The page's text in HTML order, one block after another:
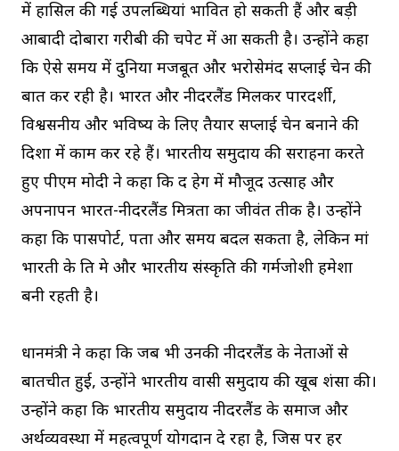
में हासिल की गई उपलब्धियां प्रभावित हो सकती हैं और बड़ी
आबादी दोबारा गरीबी की चपेट में आ सकती है। उन्होंने कहा
कि ऐसे समय में दुनिया मजबूत और भरोसेमंद सप्लाई चेन की
बात कर रही है। भारत और नीदरलैंड मिलकर पारदर्शी,
विश्वसनीय और भविष्य के लिए तैयार सप्लाई चेन बनाने की
दिशा में काम कर रहे हैं। भारतीय समुदाय की सराहना करते
हुए पीएम मोदी ने कहा कि द हेग में मौजूद उत्साह और
अपनापन भारत-नीदरलैंड मित्रता का जीवंत प्रतीक है। उन्होंने
कहा कि पासपोर्ट, पता और समय बदल सकता है, लेकिन मां
भारती के प्रति प्रेम और भारतीय संस्कृति की गर्मजोशी हमेशा
बनी रहती है।
प्रधानमंत्री ने कहा कि जब भी उनकी नीदरलैंड के नेताओं से
बातचीत हुई, उन्होंने भारतीय प्रवासी समुदाय की खूब प्रशंसा की।
उन्होंने कहा कि भारतीय समुदाय नीदरलैंड के समाज और
अर्थव्यवस्था में महत्वपूर्ण योगदान दे रहा है, जिस पर हर